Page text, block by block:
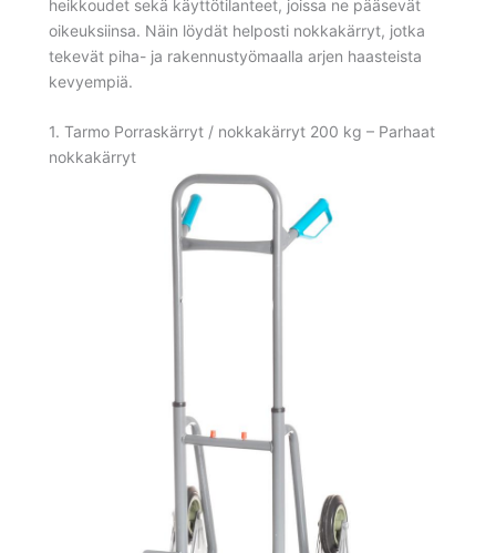
heikkoudet sekä käyttötilanteet, joissa ne pääsevät
oikeuksiinsa. Näin löydät helposti nokkakärryt, jotka
tekevät piha- ja rakennustyömaalla arjen haasteista
kevyempiä.
1. Tarmo Porraskärryt / nokkakärryt 200 kg – Parhaat
nokkakärryt